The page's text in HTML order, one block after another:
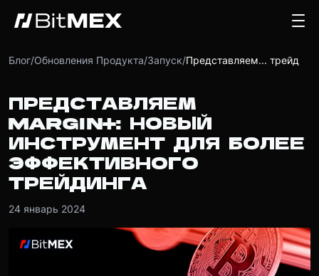
Блог/Обновления Продукта/Запуск/
ПРЕДСТАВЛЯЕМ
MARGIN+: НОВЫЙ
ИНСТРУМЕНТ ДЛЯ БОЛЕЕ
ЭФФЕКТИВНОГО
ТРЕЙДИНГА
24 январь 2024